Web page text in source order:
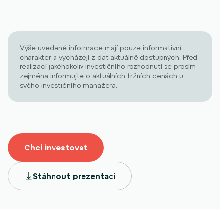
Výše uvedené informace mají pouze informativní
charakter a vycházejí z dat aktuálně dostupných. Před
realizací jakéhokoliv investičního rozhodnutí se prosím
zejména informujte o aktuálních tržních cenách u
svého investičního manažera.
Chci investovat
Stáhnout prezentaci